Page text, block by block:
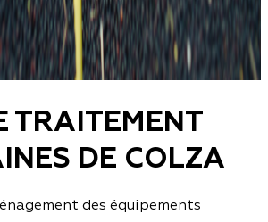
TRAITEMENT
DE COLZA
des équipements